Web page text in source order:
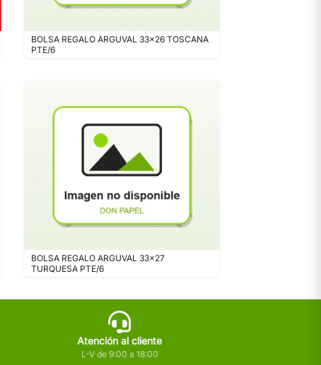
BOLSA REGALO ARGUVAL 33x26 TOSCANA
PTE/6
BOLSA REGALO ARGUVAL 33x27
TURQUESA PTE/6
Atención al cliente
L-V de 9:00 a 18:00